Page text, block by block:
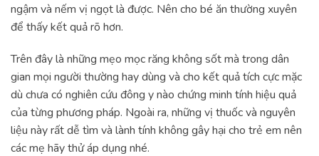
ngậm và nếm vị ngọt là được. Nên cho bé ăn thường xuyên
để thấy kết quả rõ hơn.
Trên đây là những mẹo mọc răng không sốt mà trong dân
gian mọi người thường hay dùng và cho kết quả tích cực mặc
dù chưa có nghiên cứu đông y nào chứng minh tính hiệu quả
của từng phương pháp. Ngoài ra, những vị thuốc và nguyên
liệu này rất dễ tìm và lành tính không gây hại cho trẻ em nên
các mẹ hãy thử áp dụng nhé.